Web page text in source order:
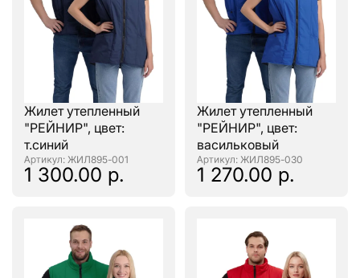
Жилет утепленный
"РЕЙНИР", цвет:
т.синий
: ЖИЛ895-001
1 300.00 р.
Жилет утепленный
"РЕЙНИР", цвет:
васильковый
: ЖИЛ895-030
1 270.00 р.